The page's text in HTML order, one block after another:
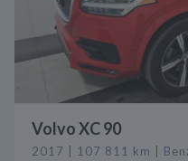
Volvo XC 90
2017 | 107 811 km |